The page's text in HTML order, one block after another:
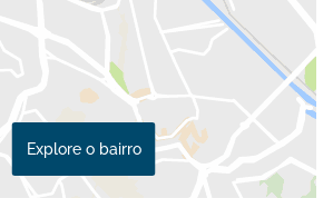
Explore o bairro